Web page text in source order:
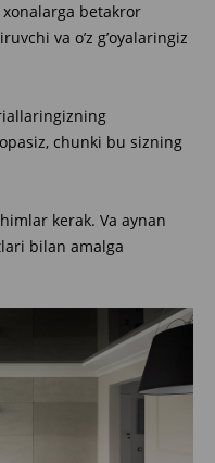
betakror
va o’z g’oyalaringiz
chunki bu sizning
kerak. Va aynan
bilan amalga